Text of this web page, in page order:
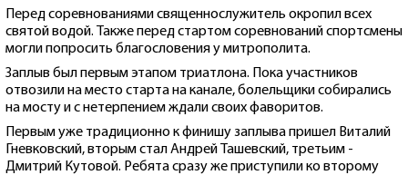
Перед соревнованиями священнослужитель окропил всех
святой водой. Также перед стартом соревнований спортсмены
могли попросить благословения у митрополита.
Заплыв был первым этапом триатлона. Пока участников
отвозили на место старта на канале, болельщики собирались
на мосту и с нетерпением ждали своих фаворитов.
Первым уже традиционно к финишу заплыва пришел Виталий
Гневковский, вторым стал Андрей Ташевский, третьим -
Дмитрий Кутовой. Ребята сразу же приступили ко второму